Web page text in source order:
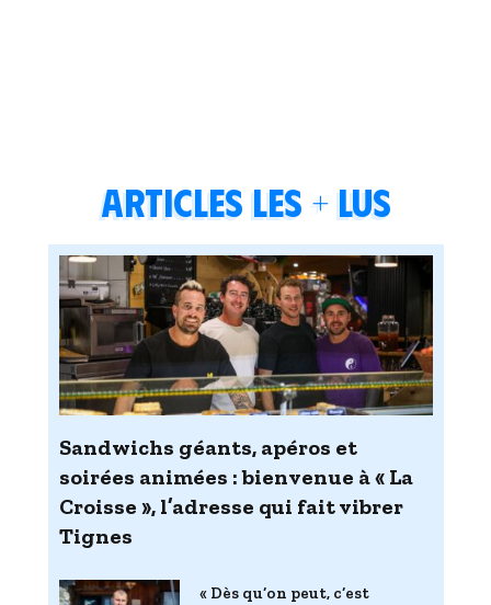
Articles les + lus
Sandwichs géants, apéros et
soirées animées : bienvenue à « La
Croisse », l’adresse qui fait vibrer
Tignes
« Dès qu’on peut, c’est